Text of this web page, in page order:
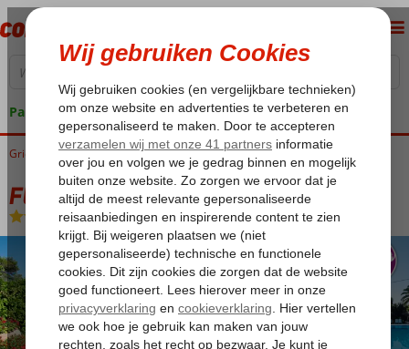
Pakketgarantie
Home
Griekenland Corfu Gouvia Fly & Go Spiti Prifti
Fly & Go Spiti Prifti
Logies-Appartement